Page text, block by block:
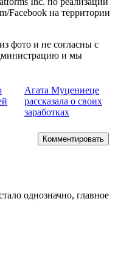
Facebook на территории
фото и не согласны с
и мы
Агата Муцениеце
рассказала о своих
заработках
Комментировать
однозначно, главное